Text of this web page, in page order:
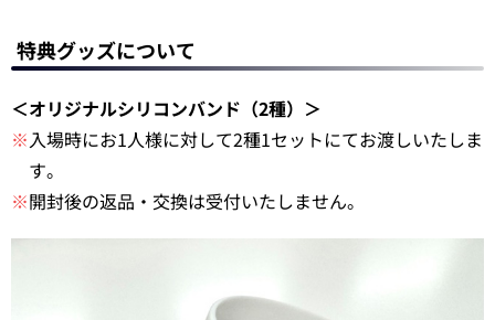
特典グッズについて
＜オリジナルシリコンバンド（2種）＞
※入場時にお1人様に対して2種1セットにてお渡しいたしま
す。
※開封後の返品・交換は受付いたしません。